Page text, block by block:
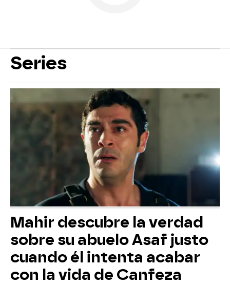
Series
Mahir descubre la verdad
sobre su abuelo Asaf justo
cuando él intenta acabar
con la vida de Canfeza